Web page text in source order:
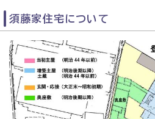
須藤家住宅について